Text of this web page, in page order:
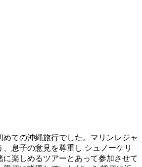
めての沖縄旅行でした。マリンレジャ
息子の意見を尊重し シュノーケリ
に楽しめるツアーとあって参加させて